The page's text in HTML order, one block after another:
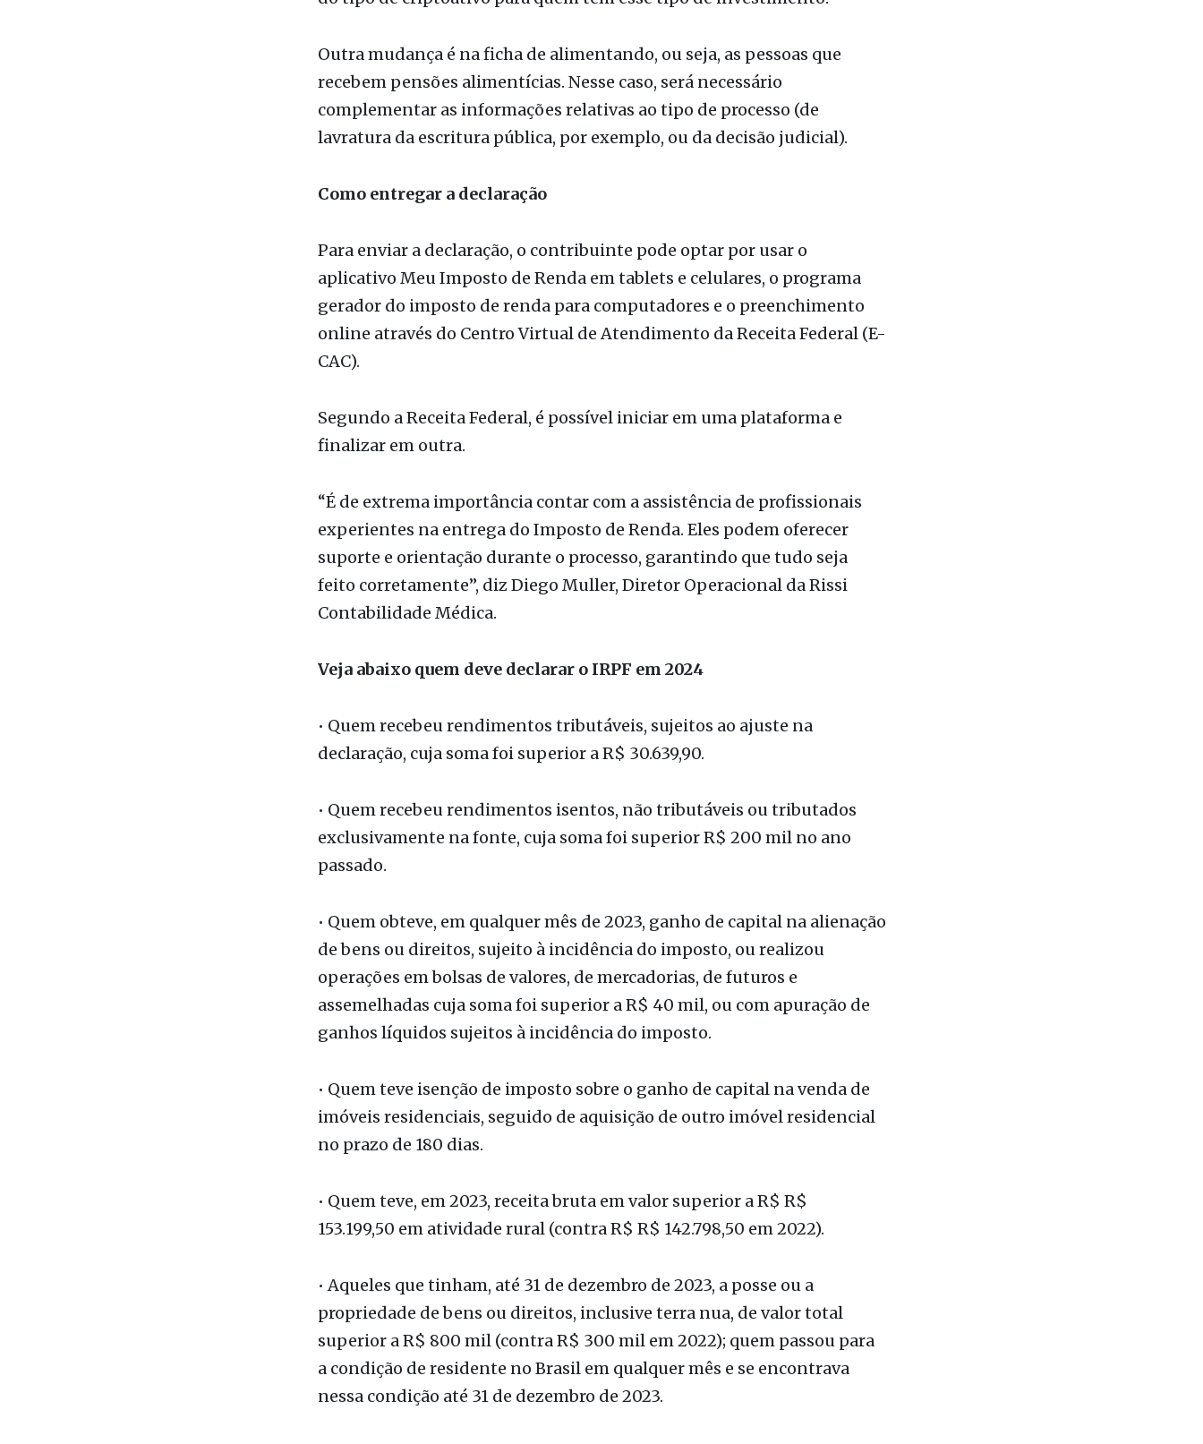
do tipo de criptoativo para quem tem esse tipo de investimento.
Outra mudança é na ficha de alimentando, ou seja, as pessoas que
recebem pensões alimentícias. Nesse caso, será necessário
lavratura da escritura pública, por exemplo, ou da decisão judicial).
Como entregar a declaração
Para enviar a declaração, o contribuinte pode optar por usar o
aplicativo Meu Imposto de Renda em tablets e celulares, o programa
gerador do imposto de renda para computadores e o preenchimento
CAC).
finalizar em outra.
“É de extrema importância contar com a assistência de profissionais
experientes na entrega do Imposto de Renda. Eles podem oferecer
suporte e orientação durante o processo, garantindo que tudo seja
Contabilidade Médica.
Veja abaixo quem deve declarar o IRPF em 2024
declaração, cuja soma foi superior a R$ 30.639,90.
• Quem recebeu rendimentos isentos, não tributáveis ou tributados
passado.
• Quem obteve, em qualquer mês de 2023, ganho de capital na alienação
de bens ou direitos, sujeito à incidência do imposto, ou realizou
operações em bolsas de valores, de mercadorias, de futuros e
ganhos líquidos sujeitos à incidência do imposto.
• Quem teve isenção de imposto sobre o ganho de capital na venda de
no prazo de 180 dias.
153.199,50 em atividade rural (contra R$ R$ 142.798,50 em 2022).
• Aqueles que tinham, até 31 de dezembro de 2023, a posse ou a
propriedade de bens ou direitos, inclusive terra nua, de valor total
superior a R$ 800 mil (contra R$ 300 mil em 2022); quem passou para